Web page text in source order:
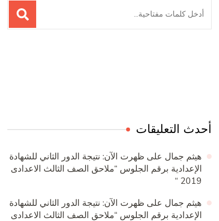
البحث
عن:
أحدث التعليقات
هيثم جمال على ظهرت الآن: نتيجة الدور الثاني للشهادة
الإعدادية برقم الجلوس “ملاحق الصف الثالث الاعدادى
2019 “
هيثم جمال على ظهرت الآن: نتيجة الدور الثاني للشهادة
الإعدادية برقم الجلوس “ملاحق الصف الثالث الاعدادى